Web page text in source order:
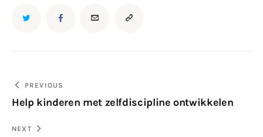
Bericht
navigatie
PREVIOUS
Help kinderen met zelfdiscipline ontwikkelen
NEXT